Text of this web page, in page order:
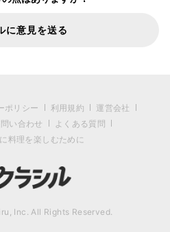
に意見を送る
ポリシー 利用規約
運営会社
い合わせ
よくある質問
料理を楽しむために
Inc. All Rights Reserved.